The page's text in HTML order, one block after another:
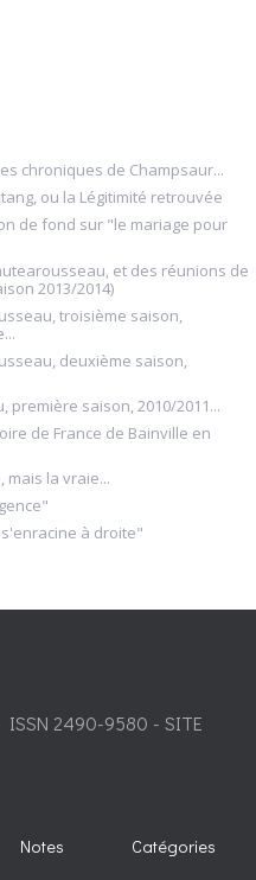
chroniques de Champsaur...
ou la Légitimité retrouvée
de fond sur "le mariage pour
et des réunions de
2013/2014)
troisième saison,
deuxième saison,
première saison, 2010/2011...
de France de Bainville en
mais la vraie...
à droite"
2490-9580 - SITE
Notes Catégories